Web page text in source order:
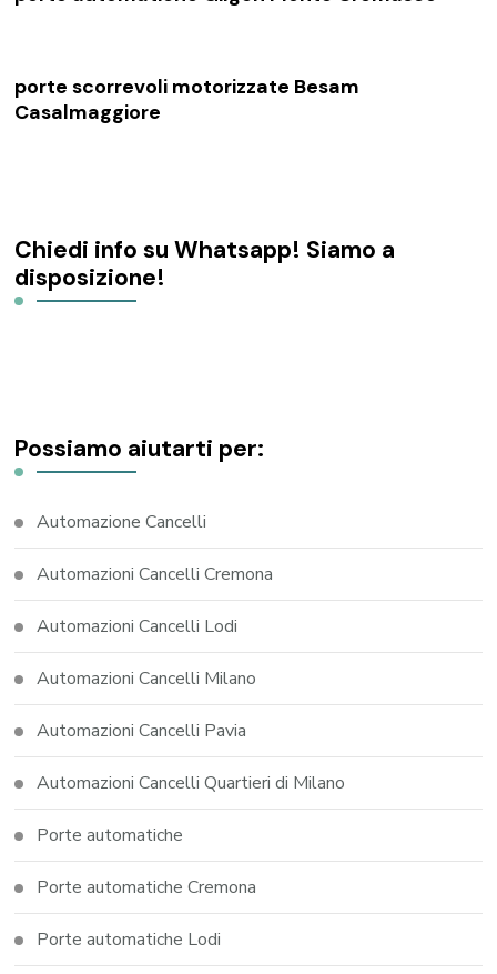
porte scorrevoli motorizzate Besam
Casalmaggiore
Chiedi info su Whatsapp! Siamo a
disposizione!
Possiamo aiutarti per:
Automazione Cancelli
Automazioni Cancelli Cremona
Automazioni Cancelli Lodi
Automazioni Cancelli Milano
Automazioni Cancelli Pavia
Automazioni Cancelli Quartieri di Milano
Porte automatiche
Porte automatiche Cremona
Porte automatiche Lodi